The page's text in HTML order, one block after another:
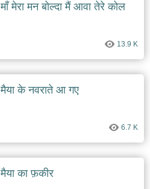
माँ मेरा मन बोल्दा मैं आवा तेरे कोल
13.9 K
मैया के नवराते आ गए
6.7 K
मैया का फ़कीर